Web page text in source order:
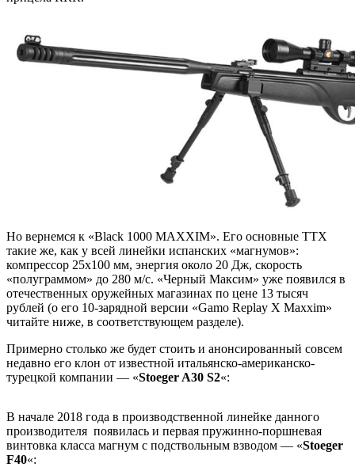
Но вернемся к «Black 1000 MAXXIM». Его основные ТТХ
такие же, как у всей линейки испанских «магнумов»:
компрессор 25х100 мм, энергия около 20 Дж, скорость
«полуграммом» до 280 м/с. «Черный Максим» уже появился в
отечественных оружейных магазинах по цене 13 тысяч
рублей (о его 10-зарядной версии «Gamo Replay X Maxxim»
читайте ниже, в соответствующем разделе).
Примерно столько же будет стоить и анонсированный совсем
недавно его клон от известной итальянско-американско-
турецкой компании — «Stoeger A30 S2«:
В начале 2018 года в производственной линейке данного
производителя появилась и первая пружинно-поршневая
винтовка класса магнум с подствольным взводом — «Stoeger
F40«: